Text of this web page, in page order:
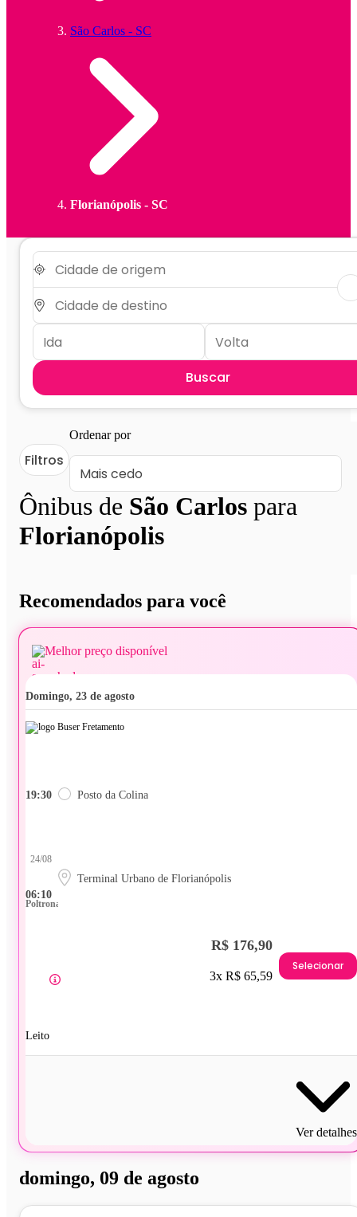
São Carlos - SC
Florianópolis - SC
Buscar
Ônibus de São Carlos para
Florianópolis
Filtros
Ordenar por
Recomendados para você
Melhor preço disponível
domingo, 23 de agosto
19:30 Posto da Colina
06:10
24/08
Terminal Urbano de Florianópolis
Poltrona
Leito
R$ 176,90
3x R$ 65,59
Selecionar
Ver detalhes
domingo, 09 de agosto